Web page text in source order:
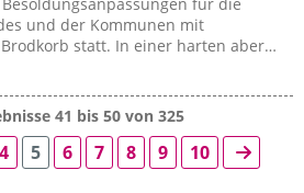
und der Kommunen mit
statt. In einer harten aber…
41 bis 50 von 325
4 5 6 7 8 9 10